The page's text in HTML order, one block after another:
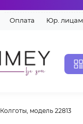
Оплата Юр. лицам
Колготы, модель 22813